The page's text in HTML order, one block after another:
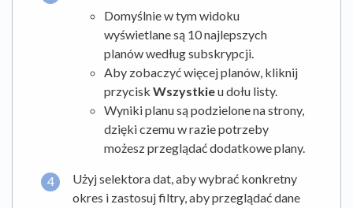
Domyślnie w tym widoku
wyświetlane są 10 najlepszych
planów według subskrypcji.
Aby zobaczyć więcej planów, kliknij
przycisk Wszystkieu dołu listy.
Wyniki planu są podzielone na strony,
dzięki czemu w razie potrzeby
możesz przeglądać dodatkowe plany.
Użyj selektora dat, aby wybrać konkretny
okres i zastosuj filtry, aby przeglądać dane